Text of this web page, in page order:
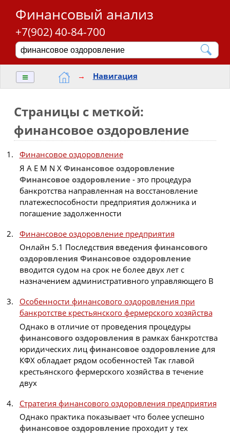
Финансовый анализ
+7(902) 40-84-700
≡ → Навигация
Страницы с меткой:
финансовое оздоровление
Финансовое оздоровление
Я A E M N X Финансовое оздоровление
Финансовое оздоровление- это процедура
банкротства направленная на восстановление
платежеспособности предприятия должника и
погашение задолженности
Финансовое оздоровление предприятия
Онлайн 5.1 Последствия введения финансового
оздоровления Финансовое оздоровление
вводится судом на срок не более двух лет с
назначением административного управляющего В
Особенности финансового оздоровления при
банкротстве крестьянского фермерского хозяйства
Однако в отличие от проведения процедуры
финансового оздоровления в рамках банкротства
юридических лиц финансовое оздоровлениедля
КФХ обладает рядом особенностей Так главой
крестьянского фермерского хозяйства в течение
двух
Стратегия финансового оздоровления предприятия
Однако практика показывает что более успешно
финансовое оздоровлениепроходит у тех